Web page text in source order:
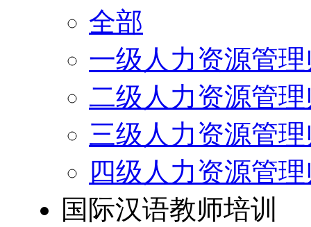
全部
一级人力资源管
二级人力资源管
三级人力资源管
四级人力资源管
国际汉语教师培训